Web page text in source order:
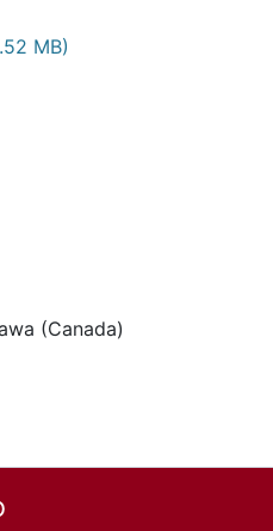
MB)
(Canada)